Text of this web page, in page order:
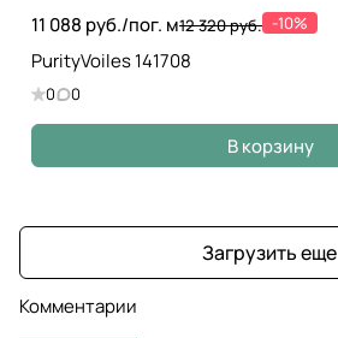
11 088 руб./пог. м12 320 руб. -10%
PurityVoiles 141708
0 0
В корзину
Загрузить еще
Комментарии